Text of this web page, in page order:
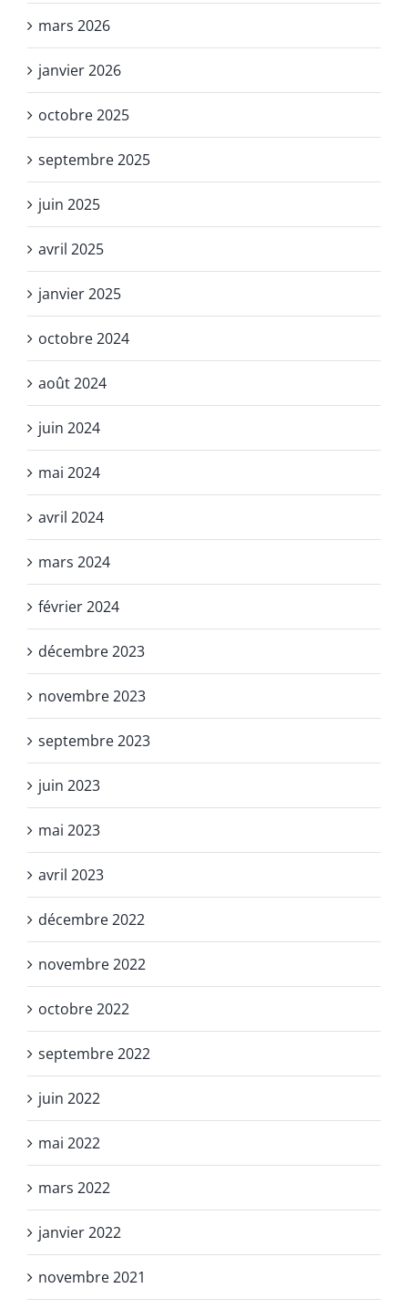
mars 2026
janvier 2026
octobre 2025
septembre 2025
juin 2025
avril 2025
janvier 2025
octobre 2024
août 2024
juin 2024
mai 2024
avril 2024
mars 2024
février 2024
décembre 2023
novembre 2023
septembre 2023
juin 2023
mai 2023
avril 2023
décembre 2022
novembre 2022
octobre 2022
septembre 2022
juin 2022
mai 2022
mars 2022
janvier 2022
novembre 2021